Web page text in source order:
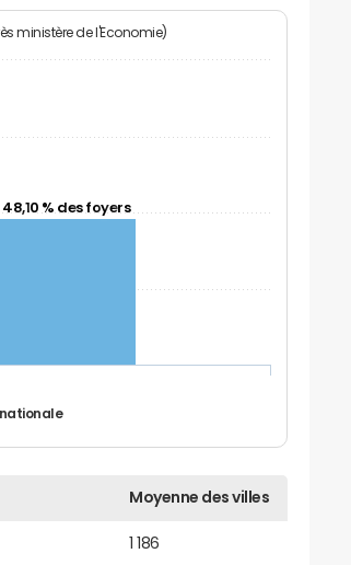
ministère de l'Economie)
48,10 % des foyers
nationale
Moyenne des villes
1 186